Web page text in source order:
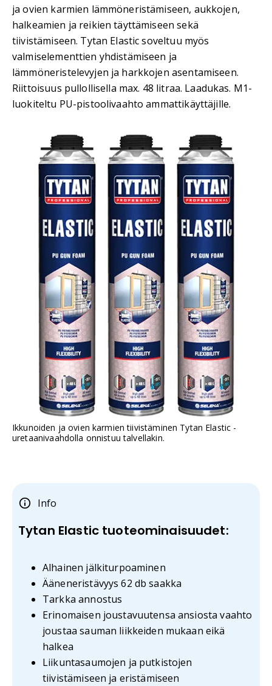
ja ovien karmien lämmöneristämiseen, aukkojen,
halkeamien ja reikien täyttämiseen sekä
tiivistämiseen. Tytan Elastic soveltuu myös
valmiselementtien yhdistämiseen ja
lämmöneristelevyjen ja harkkojen asentamiseen.
Riittoisuus pullollisella max. 48 litraa. Laadukas. M1-
luokiteltu PU-pistoolivaahto ammattikäyttäjille.
Ikkunoiden ja ovien karmien tiivistäminen Tytan Elastic -
uretaanivaahdolla onnistuu talvellakin.
Info
Tytan Elastic tuoteominaisuudet:
Alhainen jälkiturpoaminen
Ääneneristävyys 62 db saakka
Tarkka annostus
Erinomaisen joustavuutensa ansiosta vaahto
joustaa sauman liikkeiden mukaan eikä
halkea
Liikuntasaumojen ja putkistojen
tiivistämiseen ja eristämiseen